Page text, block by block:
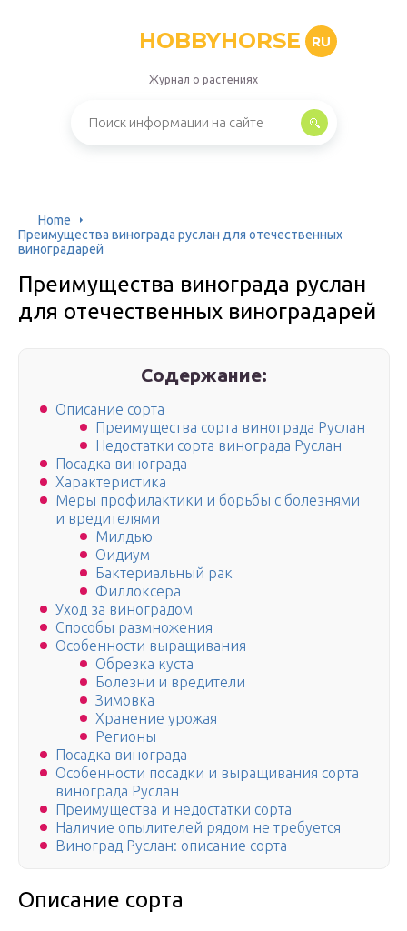
HOBBYHORSE RU
Журнал о растениях
Home
Преимущества винограда руслан для отечественных
виноградарей
Преимущества винограда руслан
для отечественных виноградарей
Содержание:
Описание сорта
Преимущества сорта винограда Руслан
Недостатки сорта винограда Руслан
Посадка винограда
Характеристика
Меры профилактики и борьбы с болезнями
и вредителями
Милдью
Оидиум
Бактериальный рак
Филлоксера
Уход за виноградом
Способы размножения
Особенности выращивания
Обрезка куста
Болезни и вредители
Зимовка
Хранение урожая
Регионы
Посадка винограда
Особенности посадки и выращивания сорта
винограда Руслан
Преимущества и недостатки сорта
Наличие опылителей рядом не требуется
Виноград Руслан: описание сорта
Описание сорта